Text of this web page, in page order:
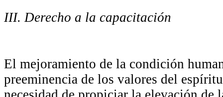
III. Derecho a la capacitación
El mejoramiento de la condición
preeminencia de los valores del